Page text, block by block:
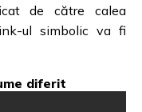
de către calea
ul simbolic va fi
diferit